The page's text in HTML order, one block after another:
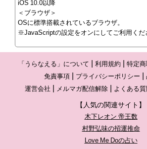
iOS 10.0以降
＜ブラウザ＞
OSに標準搭載されているブラウザ。
※JavaScriptの設定をオンにしてご利用くだ
「うらなえる」について 利用規約
特定
免責事項
プライバシーポリシー
運営会社
メルマガ配信解除 よくある質
【人気の関連サイト】
木下レオン 帝王数
村野弘味の招運推命
Love Me Doの占い